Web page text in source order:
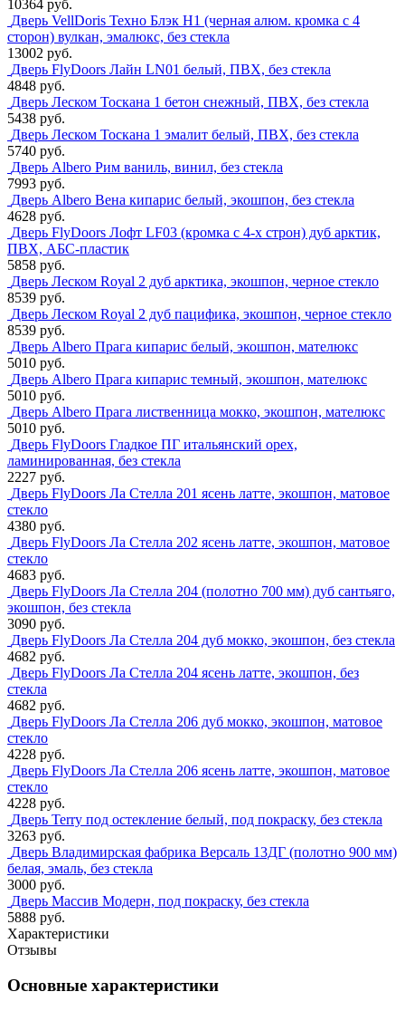
10364 руб.
Дверь VellDoris Техно Блэк H1 (черная алюм. кромка с 4
сторон) вулкан, эмалюкс, без стекла
13002 руб.
Дверь FlyDoors Лайн LN01 белый, ПВХ, без стекла
4848 руб.
Дверь Леском Тоскана 1 бетон снежный, ПВХ, без стекла
5438 руб.
Дверь Леском Тоскана 1 эмалит белый, ПВХ, без стекла
5740 руб.
Дверь Albero Рим ваниль, винил, без стекла
7993 руб.
Дверь Albero Вена кипарис белый, экошпон, без стекла
4628 руб.
Дверь FlyDoors Лофт LF03 (кромка с 4-х строн) дуб арктик,
ПВХ, АБС-пластик
5858 руб.
Дверь Леском Royal 2 дуб арктика, экошпон, черное стекло
8539 руб.
Дверь Леском Royal 2 дуб пацифика, экошпон, черное стекло
8539 руб.
Дверь Albero Прага кипарис белый, экошпон, мателюкс
5010 руб.
Дверь Albero Прага кипарис темный, экошпон, мателюкс
5010 руб.
Дверь Albero Прага лиственница мокко, экошпон, мателюкс
5010 руб.
Дверь FlyDoors Гладкое ПГ итальянский орех,
ламинированная, без стекла
2227 руб.
Дверь FlyDoors Ла Стелла 201 ясень латте, экошпон, матовое
стекло
4380 руб.
Дверь FlyDoors Ла Стелла 202 ясень латте, экошпон, матовое
стекло
4683 руб.
Дверь FlyDoors Ла Стелла 204 (полотно 700 мм) дуб сантьяго,
экошпон, без стекла
3090 руб.
Дверь FlyDoors Ла Стелла 204 дуб мокко, экошпон, без стекла
4682 руб.
Дверь FlyDoors Ла Стелла 204 ясень латте, экошпон, без
стекла
4682 руб.
Дверь FlyDoors Ла Стелла 206 дуб мокко, экошпон, матовое
стекло
4228 руб.
Дверь FlyDoors Ла Стелла 206 ясень латте, экошпон, матовое
стекло
4228 руб.
Дверь Terry под остекление белый, под покраску, без стекла
3263 руб.
Дверь Владимирская фабрика Версаль 13ДГ (полотно 900 мм)
белая, эмаль, без стекла
3000 руб.
Дверь Массив Модерн, под покраску, без стекла
5888 руб.
Характеристики
Отзывы
Основные характеристики